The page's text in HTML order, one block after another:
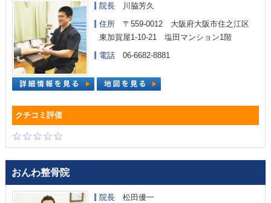
院長川脇芳久
住所〒559-0012 大阪府大阪市住之江区
東加賀屋1-10-21 塩田マンション1階
電話06-6682-8881
おんわ整骨院
院長松田優一